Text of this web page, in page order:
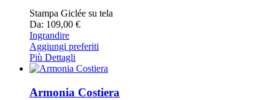
Stampa Giclée su tela
Da: 109,00 €
Ingrandire
Aggiungi preferiti
Più Dettagli
Armonia Costiera